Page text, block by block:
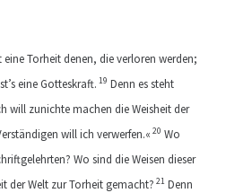
Torheit denen, die verloren werden;
eine Gotteskraft. 19 Denn es steht
will zunichte machen die Weisheit der
will ich verwerfen.« 20 Wo
Wo sind die Weisen dieser
der Welt zur Torheit gemacht? 21 Denn